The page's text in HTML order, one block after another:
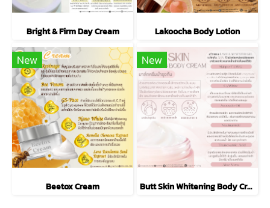
Bright & Firm Day Cream Lakoocha Body Lotion
New
Beetox Cream
New
Butt Skin Whitening Body Cream